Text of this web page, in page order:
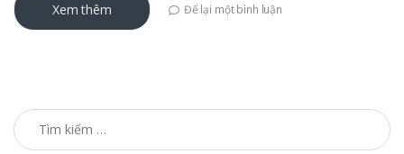
Xem thêm Để lại một bình luận
Tìm kiếm cho: